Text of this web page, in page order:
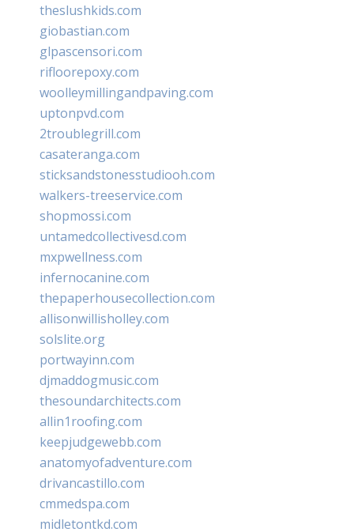
theslushkids.com
giobastian.com
glpascensori.com
rifloorepoxy.com
woolleymillingandpaving.com
uptonpvd.com
2troublegrill.com
casateranga.com
sticksandstonesstudiooh.com
walkers-treeservice.com
shopmossi.com
untamedcollectivesd.com
mxpwellness.com
infernocanine.com
thepaperhousecollection.com
allisonwillisholley.com
solslite.org
portwayinn.com
djmaddogmusic.com
thesoundarchitects.com
allin1roofing.com
keepjudgewebb.com
anatomyofadventure.com
drivancastillo.com
cmmedspa.com
midletontkd.com